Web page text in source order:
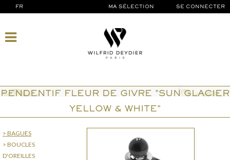
FR MA SÉLECTION SE CONNECTER
PENDENTIF FLEUR DE GIVRE "SUN GLACIER
YELLOW & WHITE"
> BAGUES
> BOUCLES
D'OREILLES